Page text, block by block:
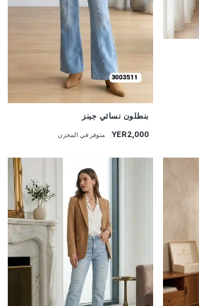
جديد
بنطلون نسائي جينز
YER2,000 متوفر في المخزن